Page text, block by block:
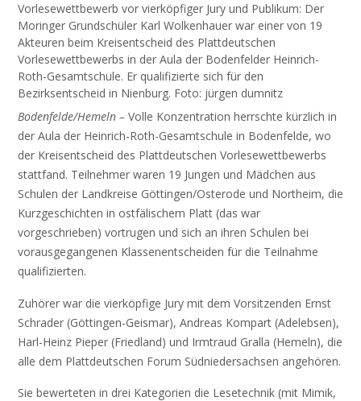
Vorlesewettbewerb vor vierköpfiger Jury und Publikum: Der
Moringer Grundschüler Karl Wolkenhauer war einer von 19
Akteuren beim Kreisentscheid des Plattdeutschen
Vorlesewettbewerbs in der Aula der Bodenfelder Heinrich-
Roth-Gesamtschule. Er qualifizierte sich für den
Bezirksentscheid in Nienburg. Foto: jürgen dumnitz
Bodenfelde/Hemeln – Volle Konzentration herrschte kürzlich in
der Aula der Heinrich-Roth-Gesamtschule in Bodenfelde, wo
der Kreisentscheid des Plattdeutschen Vorlesewettbewerbs
stattfand. Teilnehmer waren 19 Jungen und Mädchen aus
Schulen der Landkreise Göttingen/Osterode und Northeim, die
Kurzgeschichten in ostfälischem Platt (das war
vorgeschrieben) vortrugen und sich an ihren Schulen bei
vorausgegangenen Klassenentscheiden für die Teilnahme
qualifizierten.
Zuhörer war die vierköpfige Jury mit dem Vorsitzenden Ernst
Schrader (Göttingen-Geismar), Andreas Kompart (Adelebsen),
Harl-Heinz Pieper (Friedland) und Irmtraud Gralla (Hemeln), die
alle dem Plattdeutschen Forum Südniedersachsen angehören.
Sie bewerteten in drei Kategorien die Lesetechnik (mit Mimik,